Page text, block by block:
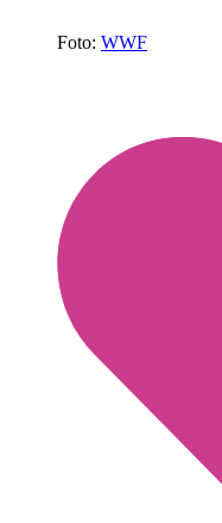
Foto: WWF